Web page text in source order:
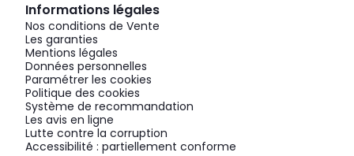
Informations légales
Nos conditions de Vente
Les garanties
Mentions légales
Données personnelles
Paramétrer les cookies
Politique des cookies
Système de recommandation
Les avis en ligne
Lutte contre la corruption
Accessibilité : partiellement conforme